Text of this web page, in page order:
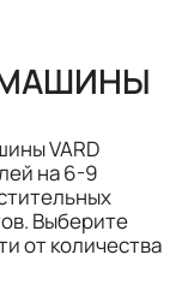
VARD
на 6-9
Выберите
от количества